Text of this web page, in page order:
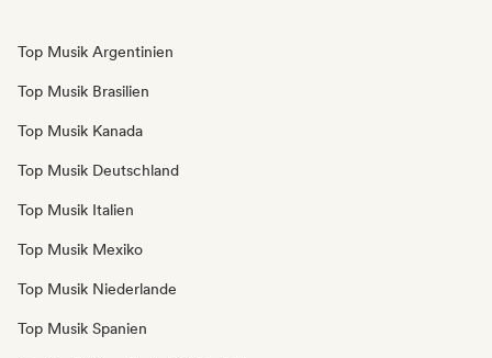
Top Musik Argentinien
Top Musik Brasilien
Top Musik Kanada
Top Musik Deutschland
Top Musik Italien
Top Musik Mexiko
Top Musik Niederlande
Top Musik Spanien